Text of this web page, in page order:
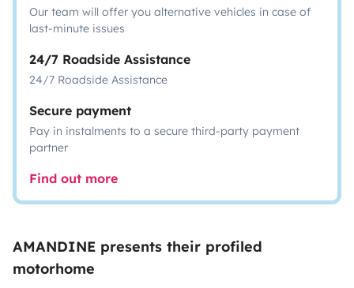
Our team will offer you alternative vehicles in case of
last-minute issues
24/7 Roadside Assistance
24/7 Roadside Assistance
Secure payment
Pay in instalments to a secure third-party payment
partner
Find out more
AMANDINE presents their profiled
motorhome